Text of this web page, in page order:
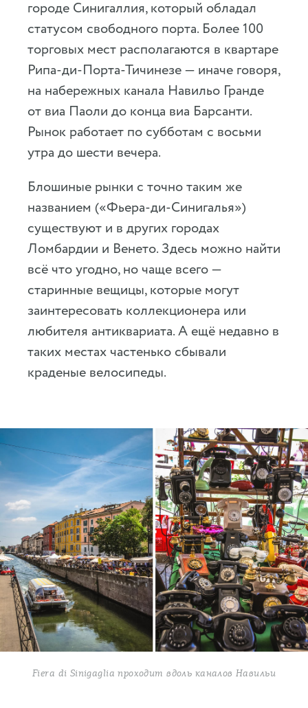
городе Синигаллия, который обладал
статусом свободного порта. Более 100
торговых мест располагаются в квартаре
Рипа-ди-Порта-Тичинезе — иначе говоря,
на набережных канала Навильо Гранде
от виа Паоли до конца виа Барсанти.
Рынок работает по субботам с восьми
утра до шести вечера.
Блошиные рынки с точно таким же
названием («Фьера-ди-Синигалья»)
существуют и в других городах
Ломбардии и Венето. Здесь можно найти
всё что угодно, но чаще всего —
старинные вещицы, которые могут
заинтересовать коллекционера или
любителя антиквариата. А ещё недавно в
таких местах частенько сбывали
краденые велосипеды.
Fiera di Sinigaglia проходит вдоль каналов Навильи